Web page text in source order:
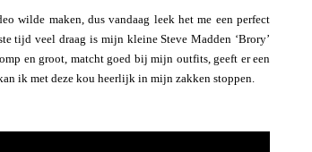
wilde maken, dus vandaag leek het me een perfect
tijd veel draag is mijn kleine Steve Madden ‘Brory’
en groot, matcht goed bij mijn outfits, geeft er een
ik met deze kou heerlijk in mijn zakken stoppen.